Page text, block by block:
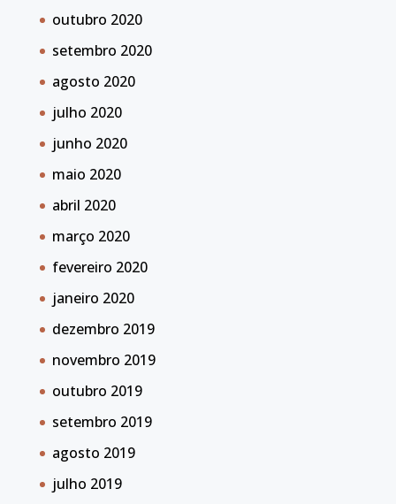
outubro 2020
setembro 2020
agosto 2020
julho 2020
junho 2020
maio 2020
abril 2020
março 2020
fevereiro 2020
janeiro 2020
dezembro 2019
novembro 2019
outubro 2019
setembro 2019
agosto 2019
julho 2019